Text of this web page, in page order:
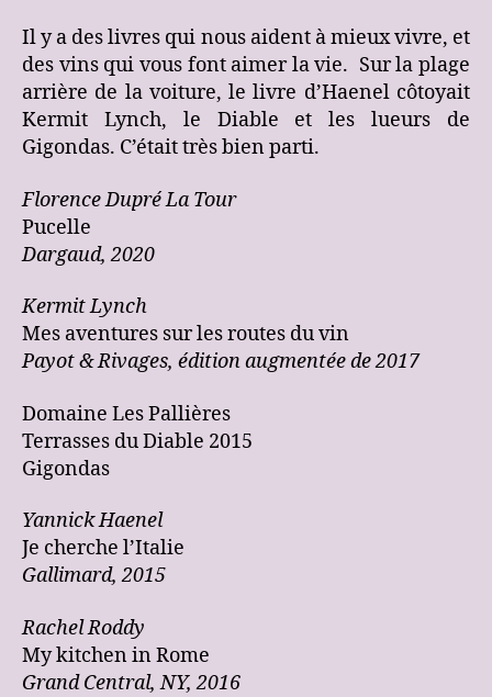
Il y a des livres qui nous aident à mieux vivre, et
des vins qui vous font aimer la vie. Sur la plage
arrière de la voiture, le livre d’Haenel côtoyait
Kermit Lynch, le Diable et les lueurs de
Gigondas. C’était très bien parti.
Florence Dupré La Tour
Pucelle
Dargaud, 2020
Kermit Lynch
Mes aventures sur les routes du vin
Payot & Rivages, édition augmentée de 2017
Domaine Les Pallières
Terrasses du Diable 2015
Gigondas
Yannick Haenel
Je cherche l’Italie
Gallimard, 2015
Rachel Roddy
My kitchen in Rome
Grand Central, NY, 2016